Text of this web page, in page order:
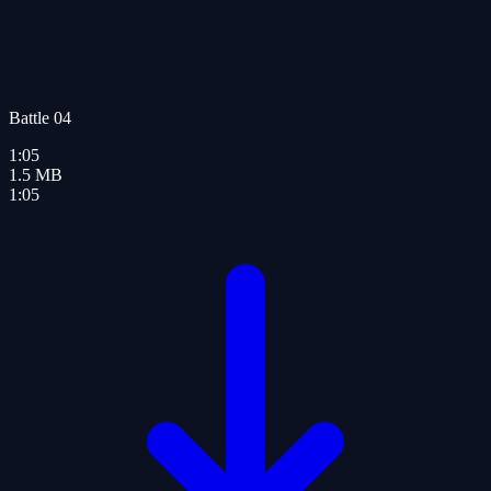
Battle 04
1:05
1.5 MB
1:05